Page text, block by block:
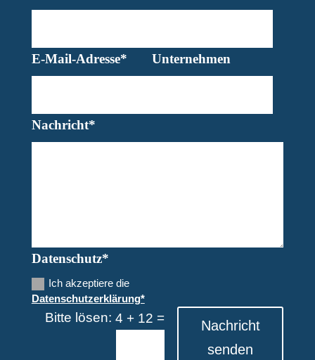
E-Mail-Adresse* Unternehmen
Nachricht*
Datenschutz*
Ich akzeptiere die
Datenschutzerklärung*
Bitte lösen:4 + 12 =
Nachricht
senden